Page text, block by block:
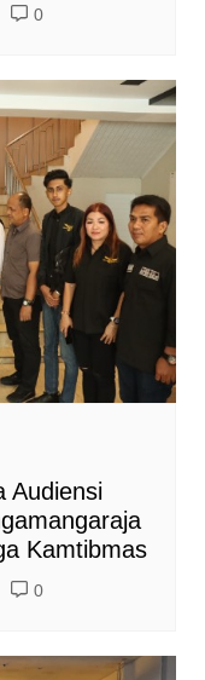
0
Audiensi
Kamtibmas
0